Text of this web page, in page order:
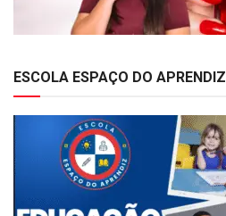
ESCOLA ESPAÇO DO APRENDIZ